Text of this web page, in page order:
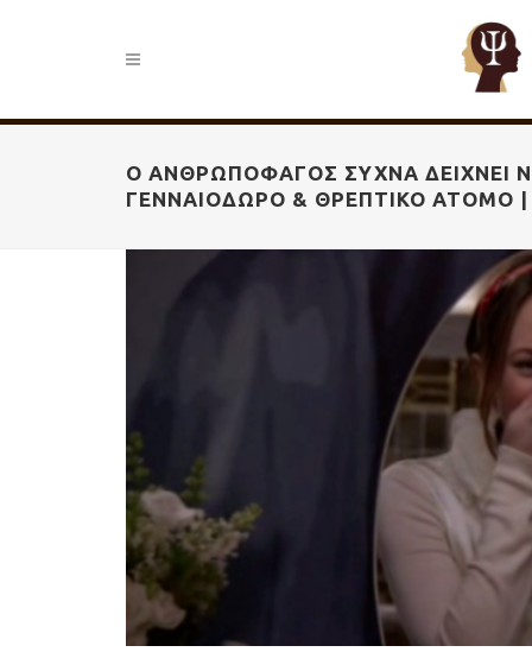
Ο ΑΝΘΡΩΠΟΦΑΓΟΣ ΣΥΧΝΆ ΔΕΊΧΝΕΙ
ΓΕΝΝΑΙΌΔΩΡΟ & ΘΡΕΠΤΙΚΌ ΆΤΟΜΟ |